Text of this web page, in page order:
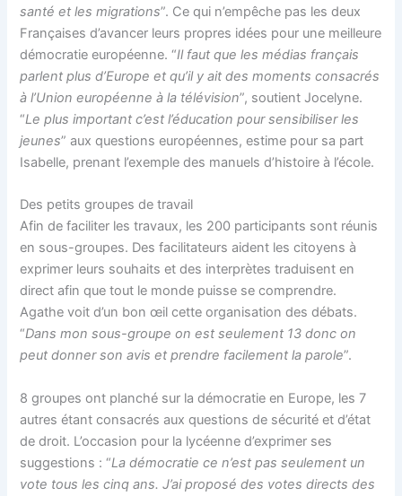
santé et les migrations”. Ce qui n’empêche pas les deux
Françaises d’avancer leurs propres idées pour une meilleure
démocratie européenne. “Il faut que les médias français
parlent plus d’Europe et qu’il y ait des moments consacrés
à l’Union européenne à la télévision”, soutient Jocelyne.
“Le plus important c’est l’éducation pour sensibiliser les
jeunes” aux questions européennes, estime pour sa part
Isabelle, prenant l’exemple des manuels d’histoire à l’école.
Des petits groupes de travail
Afin de faciliter les travaux, les 200 participants sont réunis
en sous-groupes. Des facilitateurs aident les citoyens à
exprimer leurs souhaits et des interprètes traduisent en
direct afin que tout le monde puisse se comprendre.
Agathe voit d’un bon œil cette organisation des débats.
“Dans mon sous-groupe on est seulement 13 donc on
peut donner son avis et prendre facilement la parole”.
8 groupes ont planché sur la démocratie en Europe, les 7
autres étant consacrés aux questions de sécurité et d’état
de droit. L’occasion pour la lycéenne d’exprimer ses
suggestions : “La démocratie ce n’est pas seulement un
vote tous les cinq ans. J’ai proposé des votes directs des